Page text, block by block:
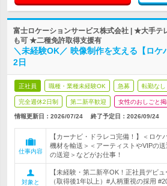
富士ロケーションサービス株式会社 | ★大手テ
も可 ★二種免許取得支援有
＼未経験OK／ 映像制作を支える【ロ
2日
正社員 職種・業種未経験OK 急募 転勤なし
完全週休2日制 第二新卒歓迎 女性のおしごと掲
情報更新日：2026/07/24 終了予定日： 2026/09/24
仕事内容
【カーナビ・ドラレコ完備！】＜ロケ
機材を輸送＞＜アーティストやVIPの
の送迎＞などがお仕事！
対象と
【未経験・第二新卒OK！正社員デビ
（取得後1年以上）#人柄重視の採用